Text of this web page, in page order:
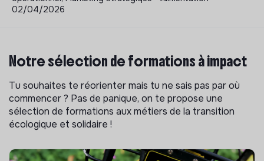
02/04/2026
Notre sélection de formations à impact
Tu souhaites te réorienter mais tu ne sais pas par où
commencer ? Pas de panique, on te propose une
sélection de formations aux métiers de la transition
écologique et solidaire !